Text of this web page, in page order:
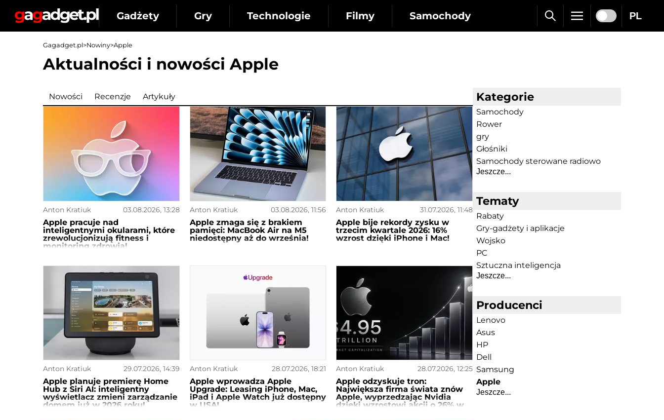
Gadżety Gry Technologie Filmy Samochody PL
Gagadget.pl>Nowiny>Apple
Aktualności i nowości Apple
Nowości Recenzje Artykuły
Anton Kratiuk 03.08.2026, 13:28
Apple pracuje nad
inteligentnymi okularami, które
zrewolucjonizują fitness i
monitoring zdrowia!
Anton Kratiuk 03.08.2026, 11:56
Apple zmaga się z brakiem
pamięci: MacBook Air na M5
niedostępny aż do września!
Anton Kratiuk 31.07.2026, 11:48
Apple bije rekordy zysku w
trzecim kwartale 2026: 16%
wzrost dzięki iPhone i Mac!
Anton Kratiuk 29.07.2026, 14:39
Apple planuje premierę Home
Hub z Siri AI: inteligentny
wyświetlacz zmieni zarządzanie
domem już w 2026 roku!
Anton Kratiuk 28.07.2026, 18:21
Apple wprowadza Apple
Upgrade: Leasing iPhone, Mac,
iPad i Apple Watch już dostępny
w USA!
Anton Kratiuk 28.07.2026, 12:25
Apple odzyskuje tron:
Największa firma świata znów
Apple, wyprzedzając Nvidia
dzięki wzrostowi akcji o 26% w
Kategorie
Samochody
Rower
gry
Głośniki
Samochody sterowane radiowo
Jeszcze...
Tematy
Rabaty
Gry-gadżety i aplikacje
Wojsko
PC
Sztuczna inteligencja
Jeszcze...
Producenci
Lenovo
Asus
HP
Dell
Samsung
Apple
Jeszcze...